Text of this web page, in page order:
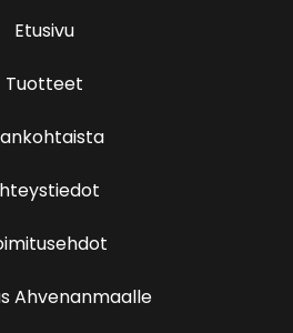
Etusivu
Tuotteet
Ahvenanmaalle